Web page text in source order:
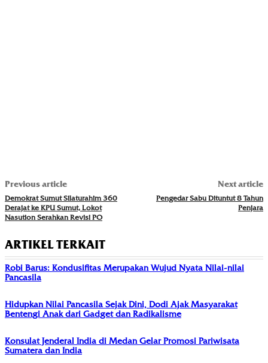
Previous article
Demokrat Sumut Silaturahim 360
Derajat ke KPU Sumut, Lokot
Nasution Serahkan Revisi PO
Next article
Pengedar Sabu Dituntut 8 Tahun
Penjara
ARTIKEL TERKAIT
Robi Barus: Kondusifitas Merupakan Wujud Nyata Nilai-nilai
Pancasila
Hidupkan Nilai Pancasila Sejak Dini, Dodi Ajak Masyarakat
Bentengi Anak dari Gadget dan Radikalisme
Konsulat Jenderal India di Medan Gelar Promosi Pariwisata
Sumatera dan India